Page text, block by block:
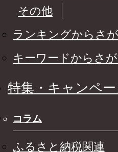
その他
ランキングからさ
キーワードからさ
特集・キャンペー
コラム
ふるさと納税関連